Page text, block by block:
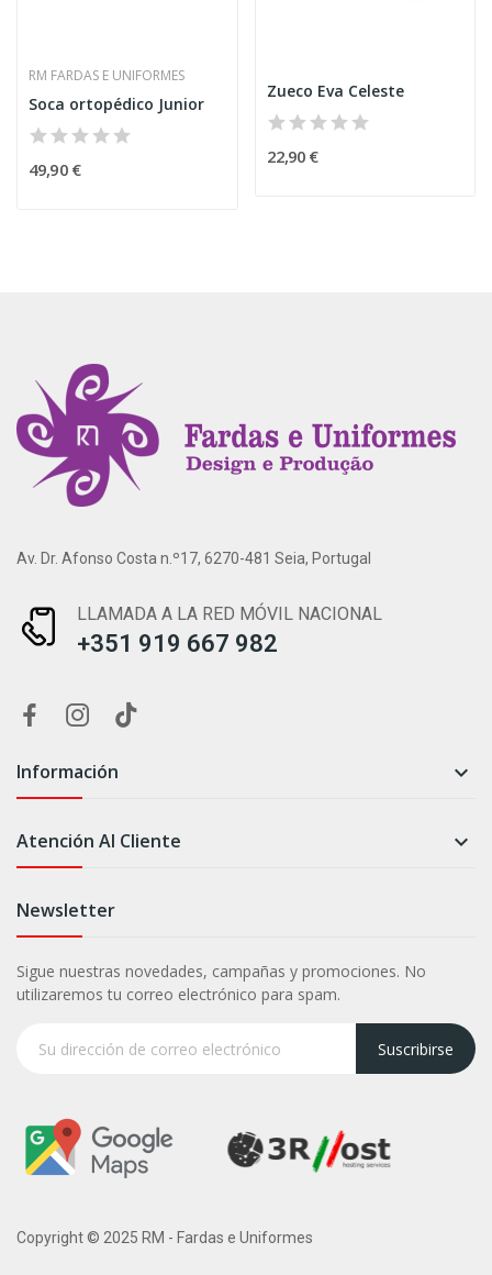
RM FARDAS E UNIFORMES
Soca ortopédico Junior
49,90 €
Zueco Eva Celeste
22,90 €
Av. Dr. Afonso Costa n.º17, 6270-481 Seia, Portugal
LLAMADA A LA RED MÓVIL NACIONAL
+351 919 667 982
Información 
Atención Al Cliente 
Newsletter
Sigue nuestras novedades, campañas y promociones. No
utilizaremos tu correo electrónico para spam.
Suscribirse
Copyright © 2025 RM - Fardas e Uniformes